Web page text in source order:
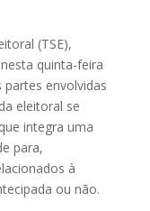
(TSE),
quinta-feira
partes envolvidas
eleitoral se
integra uma
para,
à
ou não.